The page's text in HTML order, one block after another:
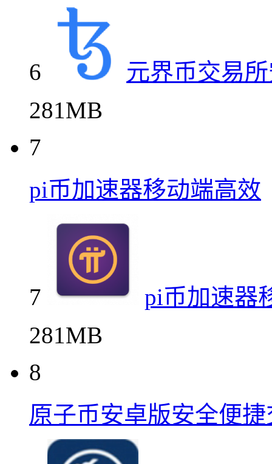
6
元界币交易
281MB
7
pi币加速器移动端高效
7
pi币加速器
281MB
8
原子币安卓版安全便